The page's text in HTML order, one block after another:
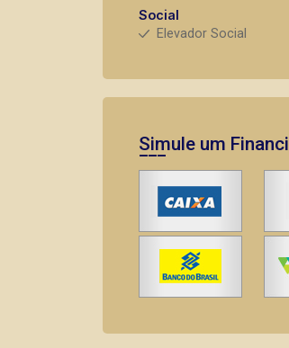
Social
Elevador Social
Simule um